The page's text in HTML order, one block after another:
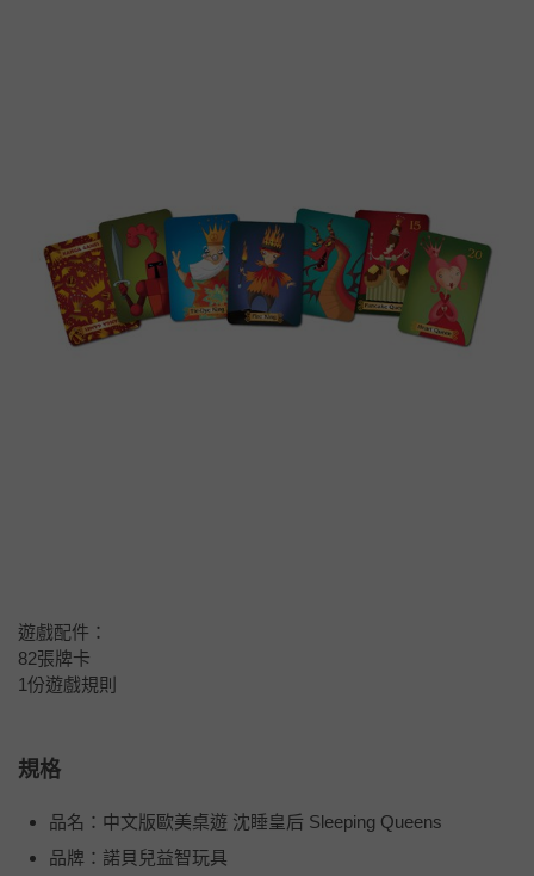
遊戲配件：
82張牌卡
1份遊戲規則
規格
品名：中文版歐美桌遊 沈睡皇后 Sleeping Queens
品牌：諾貝兒益智玩具